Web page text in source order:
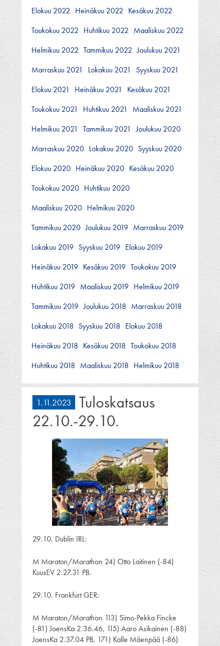
Elokuu 2022 Heinäkuu 2022 Kesäkuu 2022
Toukokuu 2022 Huhtikuu 2022 Maaliskuu 2022
Helmikuu 2022 Tammikuu 2022 Joulukuu 2021
Marraskuu 2021
Lokakuu 2021
Syyskuu 2021
Elokuu 2021
Heinäkuu 2021
Kesäkuu 2021
Toukokuu 2021
Huhtikuu 2021
Maaliskuu 2021
Helmikuu 2021
Tammikuu 2021
Joulukuu 2020
Marraskuu 2020 Lokakuu 2020 Syyskuu 2020
Elokuu 2020 Heinäkuu 2020 Kesäkuu 2020
Toukokuu 2020 Huhtikuu 2020
Maaliskuu 2020 Helmikuu 2020
Tammikuu 2020 Joulukuu 2019 Marraskuu 2019
Lokakuu 2019 Syyskuu 2019 Elokuu 2019
Heinäkuu 2019 Kesäkuu 2019 Toukokuu 2019
Huhtikuu 2019 Maaliskuu 2019 Helmikuu 2019
Tammikuu 2019 Joulukuu 2018 Marraskuu 2018
Lokakuu 2018 Syyskuu 2018 Elokuu 2018
Heinäkuu 2018 Kesäkuu 2018 Toukokuu 2018
Huhtikuu 2018 Maaliskuu 2018 Helmikuu 2018
1.11.2023
Tuloskatsaus
22.10.-29.10.
29.10. Dublin IRL:
M Maraton/Marathon 24) Otto Laitinen (-84)
KuusEV 2.27.31 PB.
29.10. Frankfurt GER:
M Maraton/Marathon 113) Simo-Pekka Fincke
(-81) JoensKa 2.36.46, 115) Aaro Asikainen (-88)
JoensKa 2.37.04 PB, 171) Kalle Mäenpää (-86)